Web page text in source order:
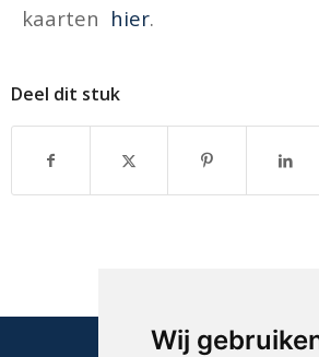
Wij
kaarten hier.
Deel dit stuk